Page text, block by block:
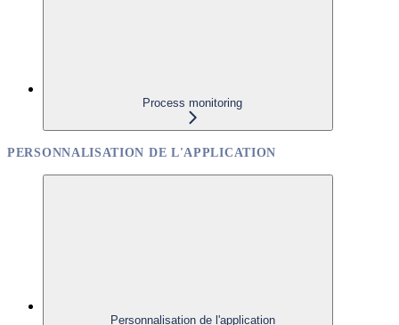
Process monitoring
PERSONNALISATION DE L'APPLICATION
Personnalisation de l'application